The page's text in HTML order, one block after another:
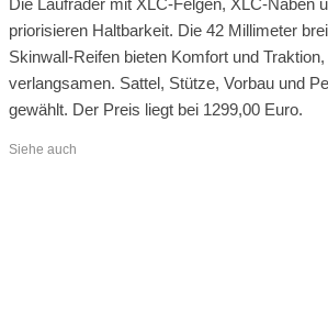
priorisieren Haltbarkeit. Die 42 Millimeter
Skinwall-Reifen bieten Komfort und
verlangsamen. Sattel, Stütze, Vorbau und
gewählt. Der Preis liegt bei 1299,00 Euro.
Siehe auch